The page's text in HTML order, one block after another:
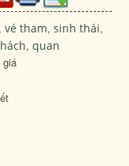
,vé tham,sinh thái,
,quan
giá